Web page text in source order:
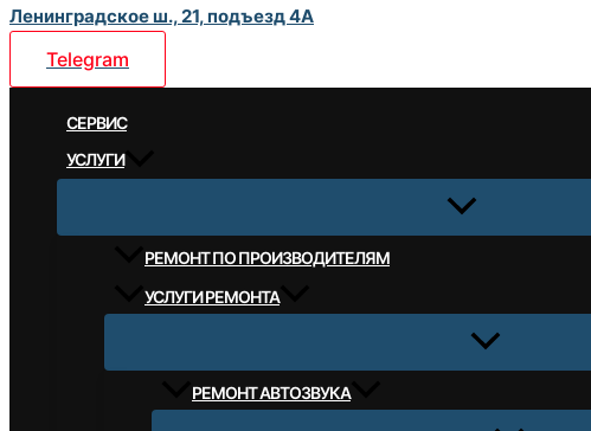
Ленинградское ш., 21, подъезд 4А
Telegram
CЕРВИС
УСЛУГИ
РЕМОНТ ПО ПРОИЗВОДИТЕЛЯМ
УСЛУГИ РЕМОНТА
РЕМОНТ АВТОЗВУКА